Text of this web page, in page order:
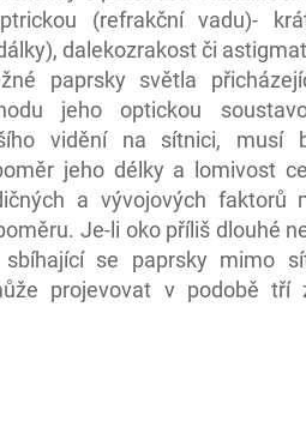
(refrakční vadu)-
dalekozrakost či
paprsky světla
jeho optickou
vidění na sítnici, musí
jeho délky a lomivost
a vývojových faktorů
Je-li oko příliš dlouhé
sbíhající se paprsky mimo
projevovat v podobě tří